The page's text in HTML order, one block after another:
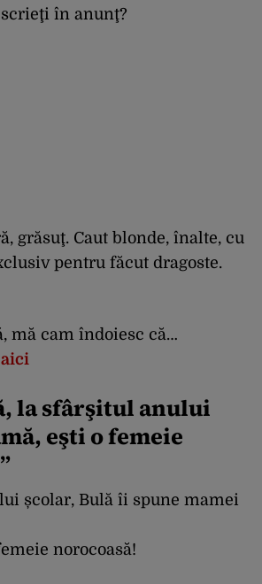
în anunţ?
grăsuţ. Caut blonde, înalte, cu
pentru făcut dragoste.
mă cam îndoiesc că…
la sfârşitul anului
eşti o femeie
școlar, Bulă îi spune mamei
norocoasă!